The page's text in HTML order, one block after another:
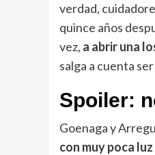
verdad,
quince años
vez, a abrir una
salga a cuenta
Spoiler:
Goenaga y
con muy poca